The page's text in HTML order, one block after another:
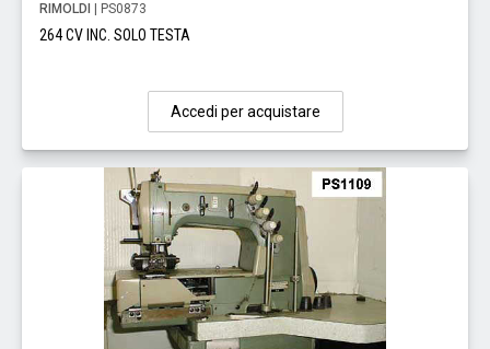
RIMOLDI | PS0873
264 CV INC. SOLO TESTA
Accedi per acquistare